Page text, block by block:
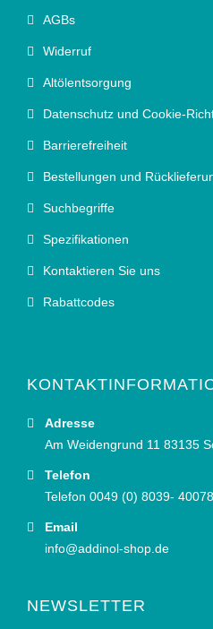
AGBs
Widerruf
Altölentsorgung
Datenschutz und Cookie-
Barrierefreiheit
Bestellungen und
Suchbegriffe
Spezifikationen
Kontaktieren Sie uns
Rabattcodes
Adresse
Am Weidengrund 11 83135
Telefon
Telefon 0049 (0) 8039-
Email
info@addinol-shop.de
NEWSLETTER